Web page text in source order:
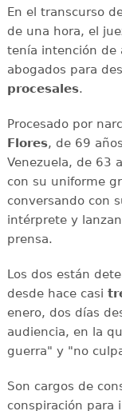
En el transcurso
de una hora, el
tenía intención de
abogados para
procesales.
Procesado por
Flores, de 69
Venezuela, de 63
con su uniforme
conversando con
intérprete y
prensa.
Los dos están
desde hace casi
enero, dos días
audiencia, en la
guerra" y "no
Son cargos de
conspiración para